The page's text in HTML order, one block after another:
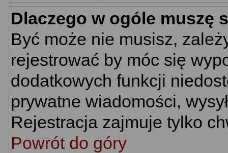
Dlaczego w ogóle muszę
Być może nie musisz,
rejestrować by móc się
dodatkowych funkcji
prywatne wiadomości,
Rejestracja zajmuje tylko
Powrót do góry